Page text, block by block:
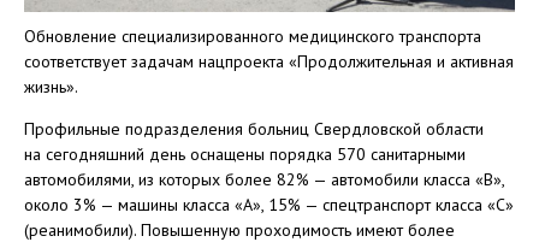
Обновление специализированного медицинского транспорта
соответствует задачам нацпроекта «Продолжительная и активная
жизнь».
Профильные подразделения больниц Свердловской области
на сегодняшний день оснащены порядка 570 санитарными
автомобилями, из которых более 82% — автомобили класса «B»,
около 3% — машины класса «A», 15% — спецтранспорт класса «C»
(реанимобили). Повышенную проходимость имеют более